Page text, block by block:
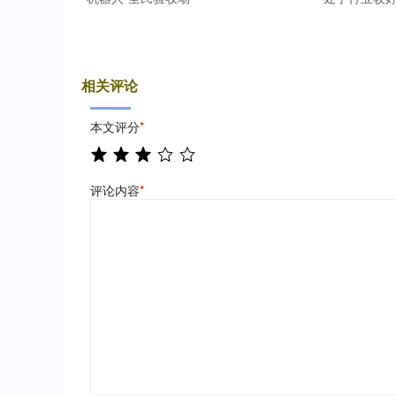
相关评论
本文评分*
评论内容*